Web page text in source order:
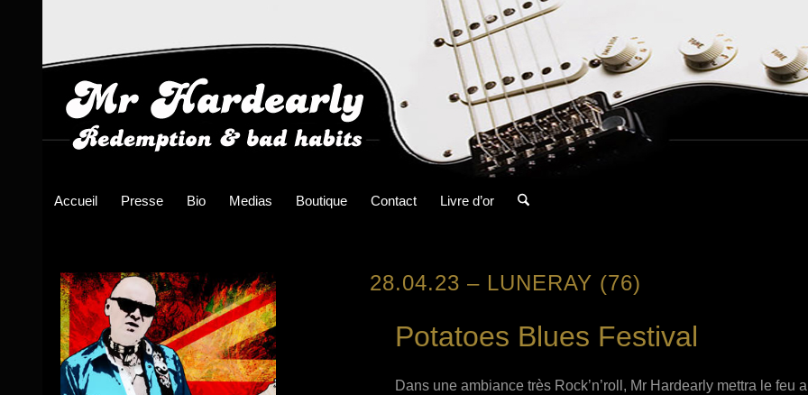
Accueil Presse Bio Medias Boutique Contact Livre d’or
28.04.23 – LUNERAY (76)
Potatoes Blues Festival
Dans une ambiance très Rock’n’roll, Mr Hardearly mettra le feu